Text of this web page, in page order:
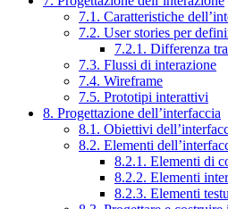
7.1. Caratteristiche
7.2. User stories per
7.2.1. Differenza
7.3. Flussi di interazione
7.4. Wireframe
7.5. Prototipi interattivi
8. Progettazione dell’interfaccia
8.1. Obiettivi
8.2. Elementi
8.2.1. Elementi di
8.2.2. Elementi
8.2.3. Elementi